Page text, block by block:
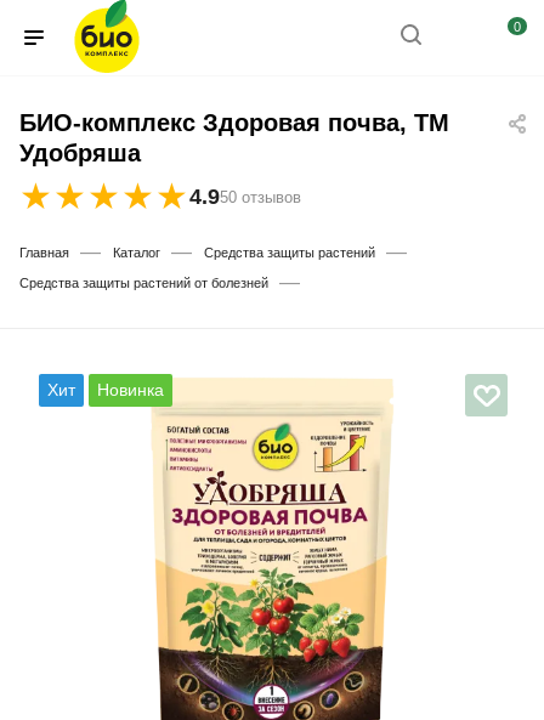
0
БИО-комплекс Здоровая почва, ТМ
Удобряша
★★★★★4.950 отзывов
Главная — Каталог — Средства защиты растений —
Средства защиты растений от болезней —
Хит Новинка